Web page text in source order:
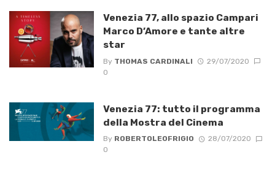
Venezia 77, allo spazio Campari
Marco D’Amore e tante altre
star
By THOMAS CARDINALI
29/07/2020
0
Venezia 77: tutto il programma
della Mostra del Cinema
By ROBERTOLEOFRIGIO
28/07/2020
0